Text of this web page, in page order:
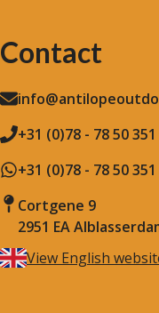
Contact
+31 (0)78 - 78 50 351
+31 (0)78 - 78 50 351
Cortgene 9
2951 EA
View English